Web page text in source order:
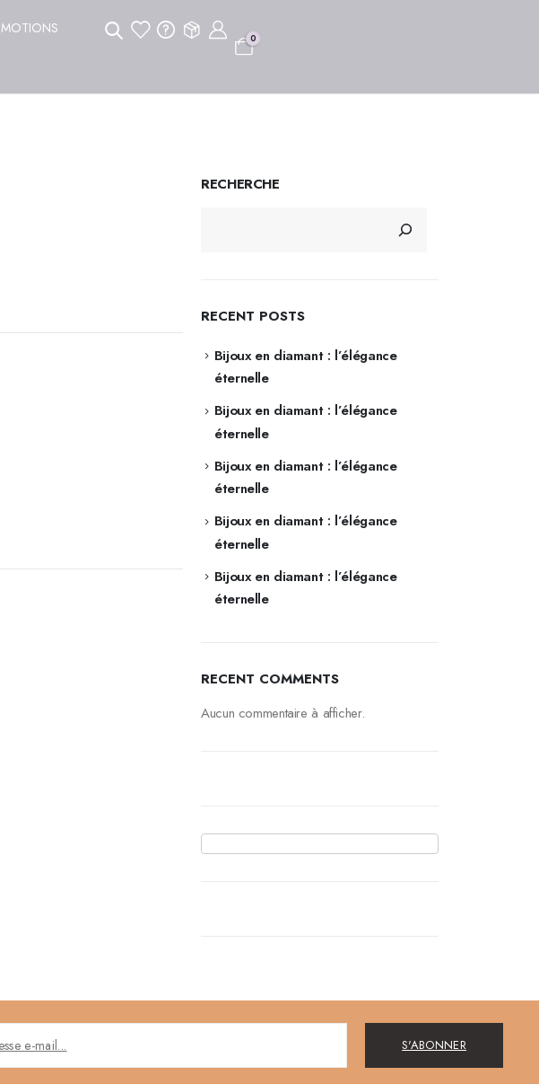
0
RECHERCHE
RECENT POSTS
Bijoux en diamant : l’élégance
éternelle
Bijoux en diamant : l’élégance
éternelle
Bijoux en diamant : l’élégance
éternelle
Bijoux en diamant : l’élégance
éternelle
Bijoux en diamant : l’élégance
éternelle
RECENT COMMENTS
Aucun commentaire à afficher.
S'ABONNER